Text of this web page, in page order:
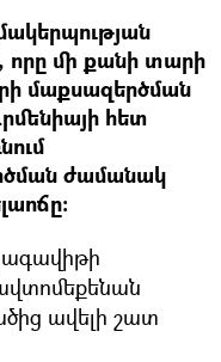
մի քանի տարի
մաքսազերծման
հետ
ժամանակ
ավելի շատ